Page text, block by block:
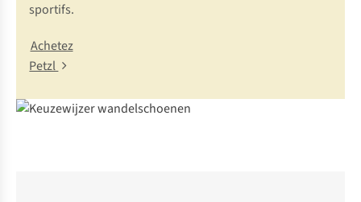
sportifs.
Achetez
Petzl